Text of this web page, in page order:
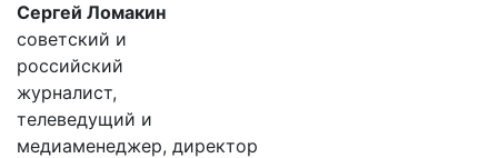
Сергей Ломакин
советский и
российский
журналист,
телеведущий и
медиаменеджер, директор